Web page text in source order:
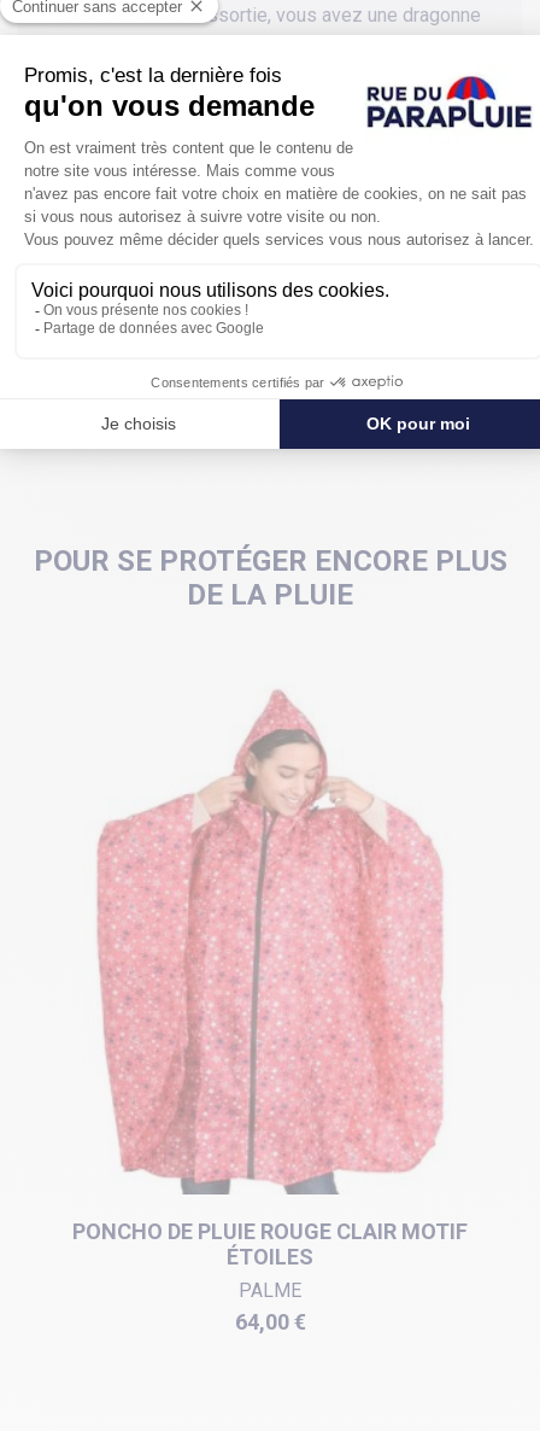
dans sa housse assortie, vous avez une dragonne
Sous sa toile en tissus recyclé
vous serez bien
protégée.
Une fois refermé, avec ses 30 cm, vous pourrez le
glisser dans le fond de votre sac ou avoir un passager
permanent dans votre voiture.
vous faire hésiter.
POUR SE PROTÉGER ENCORE PLUS
DE LA PLUIE
PONCHO DE PLUIE ROUGE CLAIR MOTIF
ÉTOILES
PALME
Prix
64,00 €